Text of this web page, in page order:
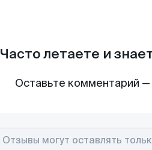
Часто летаете и
Оставьте комментарий